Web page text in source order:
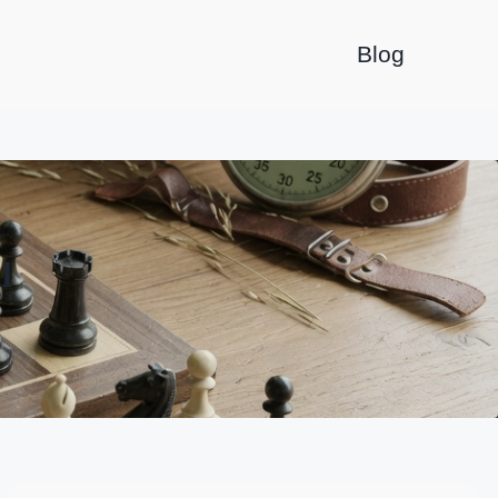
Blog